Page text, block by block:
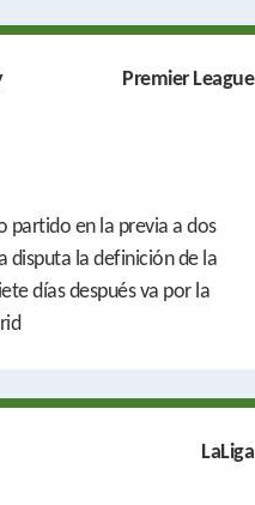
Premier League
partido en la previa a dos
disputa la definición de la
días después va por la
LaLiga